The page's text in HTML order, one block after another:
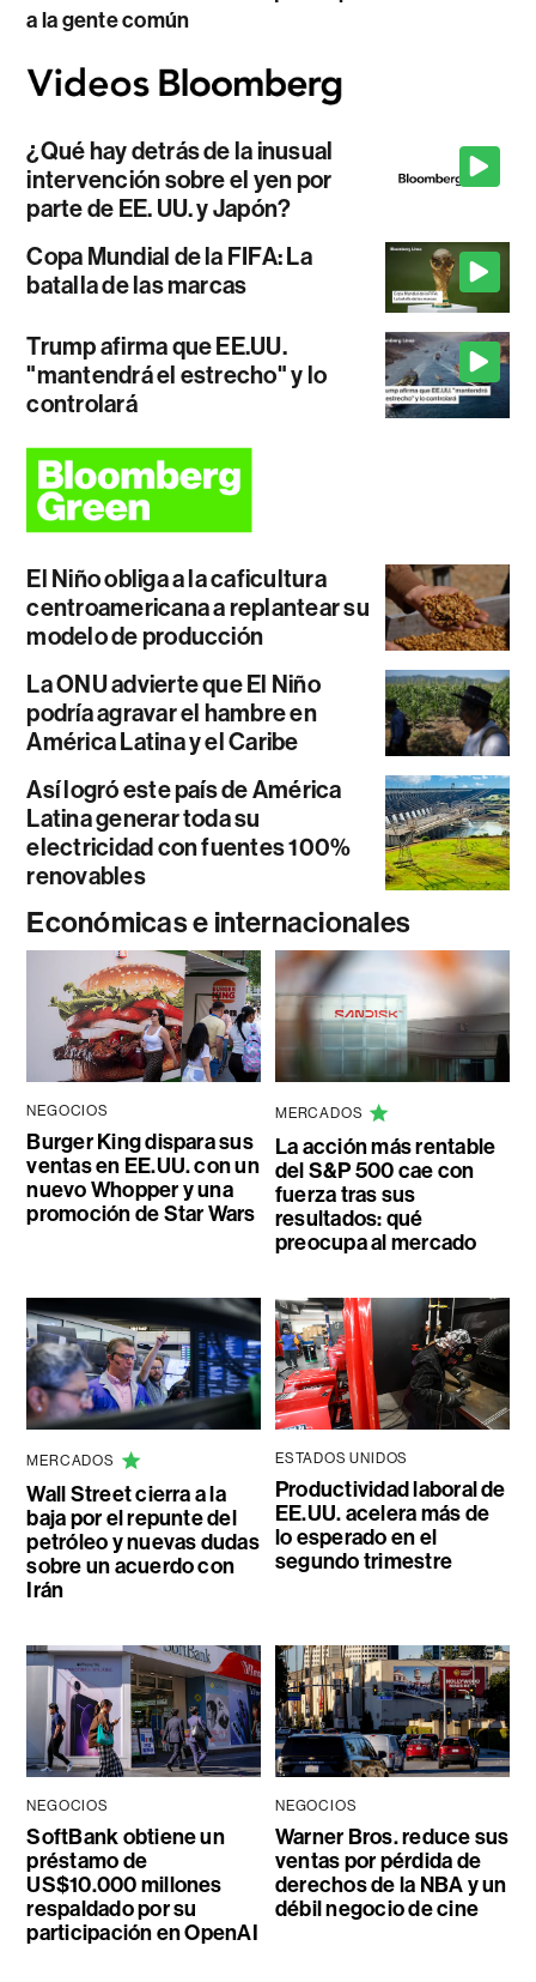
a la gente común
¿Qué hay detrás de la inusual
intervención sobre el yen por
parte de EE. UU. y Japón?
Copa Mundial de la FIFA: La
batalla de las marcas
Trump afirma que EE.UU.
"mantendrá el estrecho" y lo
controlará
El Niño obliga a la caficultura
centroamericana a replantear su
modelo de producción
La ONU advierte que El Niño
podría agravar el hambre en
América Latina y el Caribe
Así logró este país de América
Latina generar toda su
electricidad con fuentes 100%
renovables
Económicas e internacionales
NEGOCIOS
Burger King dispara sus
ventas en EE.UU. con un
nuevo Whopper y una
promoción de Star Wars
MERCADOS
La acción más rentable
del S&P 500 cae con
fuerza tras sus
resultados: qué
preocupa al mercado
MERCADOS
Wall Street cierra a la
baja por el repunte del
petróleo y nuevas dudas
sobre un acuerdo con
Irán
ESTADOS UNIDOS
Productividad laboral de
EE.UU. acelera más de
lo esperado en el
segundo trimestre
NEGOCIOS
SoftBank obtiene un
préstamo de
US$10.000 millones
respaldado por su
participación en OpenAI
NEGOCIOS
Warner Bros. reduce sus
ventas por pérdida de
derechos de la NBA y un
débil negocio de cine